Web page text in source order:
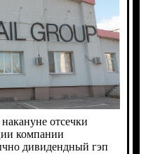
отсечки
компании
дивидендный гэп